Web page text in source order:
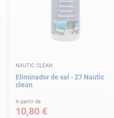
NAUTIC CLEAN
Eliminador de sal - 27 Nautic
clean
A partir de
10,80 €